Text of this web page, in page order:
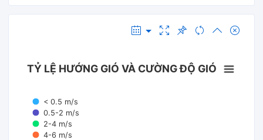
TỶ LỆ HƯỚNG GIÓ VÀ CƯỜNG ĐỘ GIÓ
< 0.5 m/s
0.5-2 m/s
2-4 m/s
4-6 m/s